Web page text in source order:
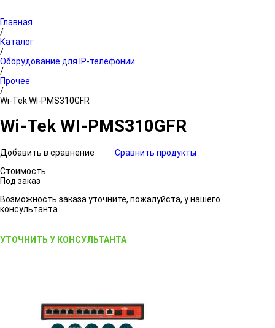
Главная
/
Каталог
/
Оборудование для IP-телефонии
/
Прочее
/
Wi-Tek WI-PMS310GFR
Wi-Tek WI-PMS310GFR
Добавить в сравнение
Сравнить продукты
Стоимость
Под заказ
Возможность заказа уточните, пожалуйста, у нашего
консультанта.
УТОЧНИТЬ У КОНСУЛЬТАНТА